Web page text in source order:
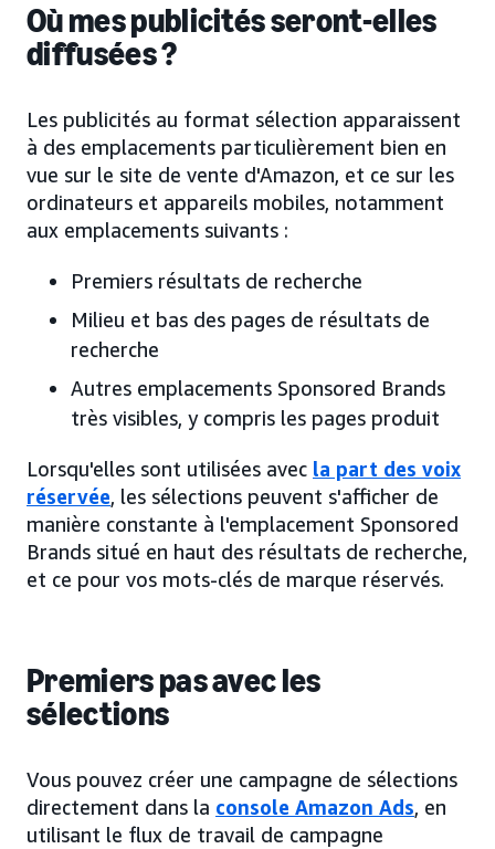
Où mes publicités seront-elles
diffusées ?
Les publicités au format sélection apparaissent
à des emplacements particulièrement bien en
vue sur le site de vente d'Amazon, et ce sur les
ordinateurs et appareils mobiles, notamment
aux emplacements suivants :
Premiers résultats de recherche
Milieu et bas des pages de résultats de
recherche
Autres emplacements Sponsored Brands
très visibles, y compris les pages produit
Lorsqu'elles sont utilisées avec la part des voix
réservée, les sélections peuvent s'afficher de
manière constante à l'emplacement Sponsored
Brands situé en haut des résultats de recherche,
et ce pour vos mots-clés de marque réservés.
Premiers pas avec les
sélections
Vous pouvez créer une campagne de sélections
directement dans la console Amazon Ads, en
utilisant le flux de travail de campagne